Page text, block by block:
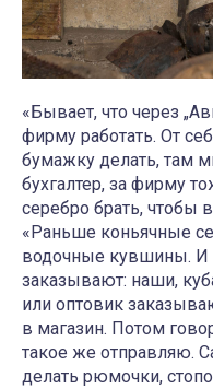
«Бывает, что через
фирму работать. От
бумажку делать, там
бухгалтер, за фирму
серебро брать, чтобы
«Раньше коньячные
водочные кувшины.
заказывают: наши,
или оптовик
в магазин. Потом
такое же отправляю.
делать рюмочки,